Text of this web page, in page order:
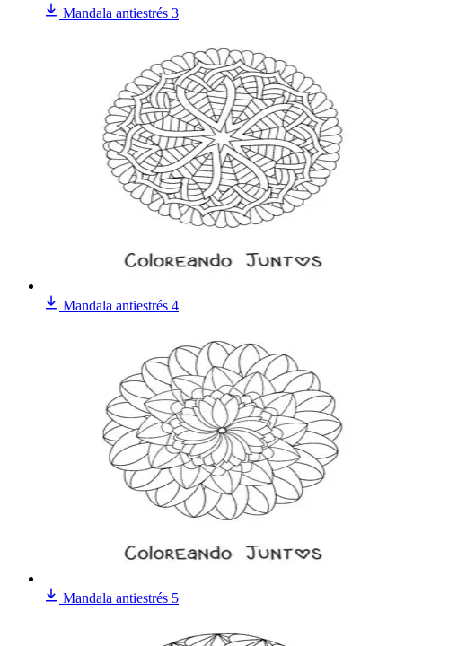
Mandala antiestrés 3
Mandala antiestrés 4
Mandala antiestrés 5